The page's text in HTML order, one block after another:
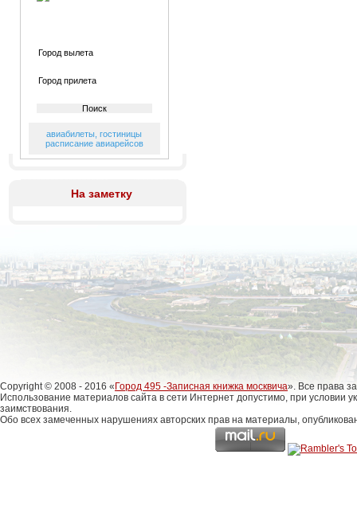
авиабилеты ,гостиницы
расписание авиарейсов
На заметку
Copyright © 2008 - 2016 « Город 495 -Записная книжка москвича». Все права
Использование материалов сайта в сети Интернет допустимо, при условии
заимствования.
Обо всех замеченных нарушениях авторских прав на материалы,